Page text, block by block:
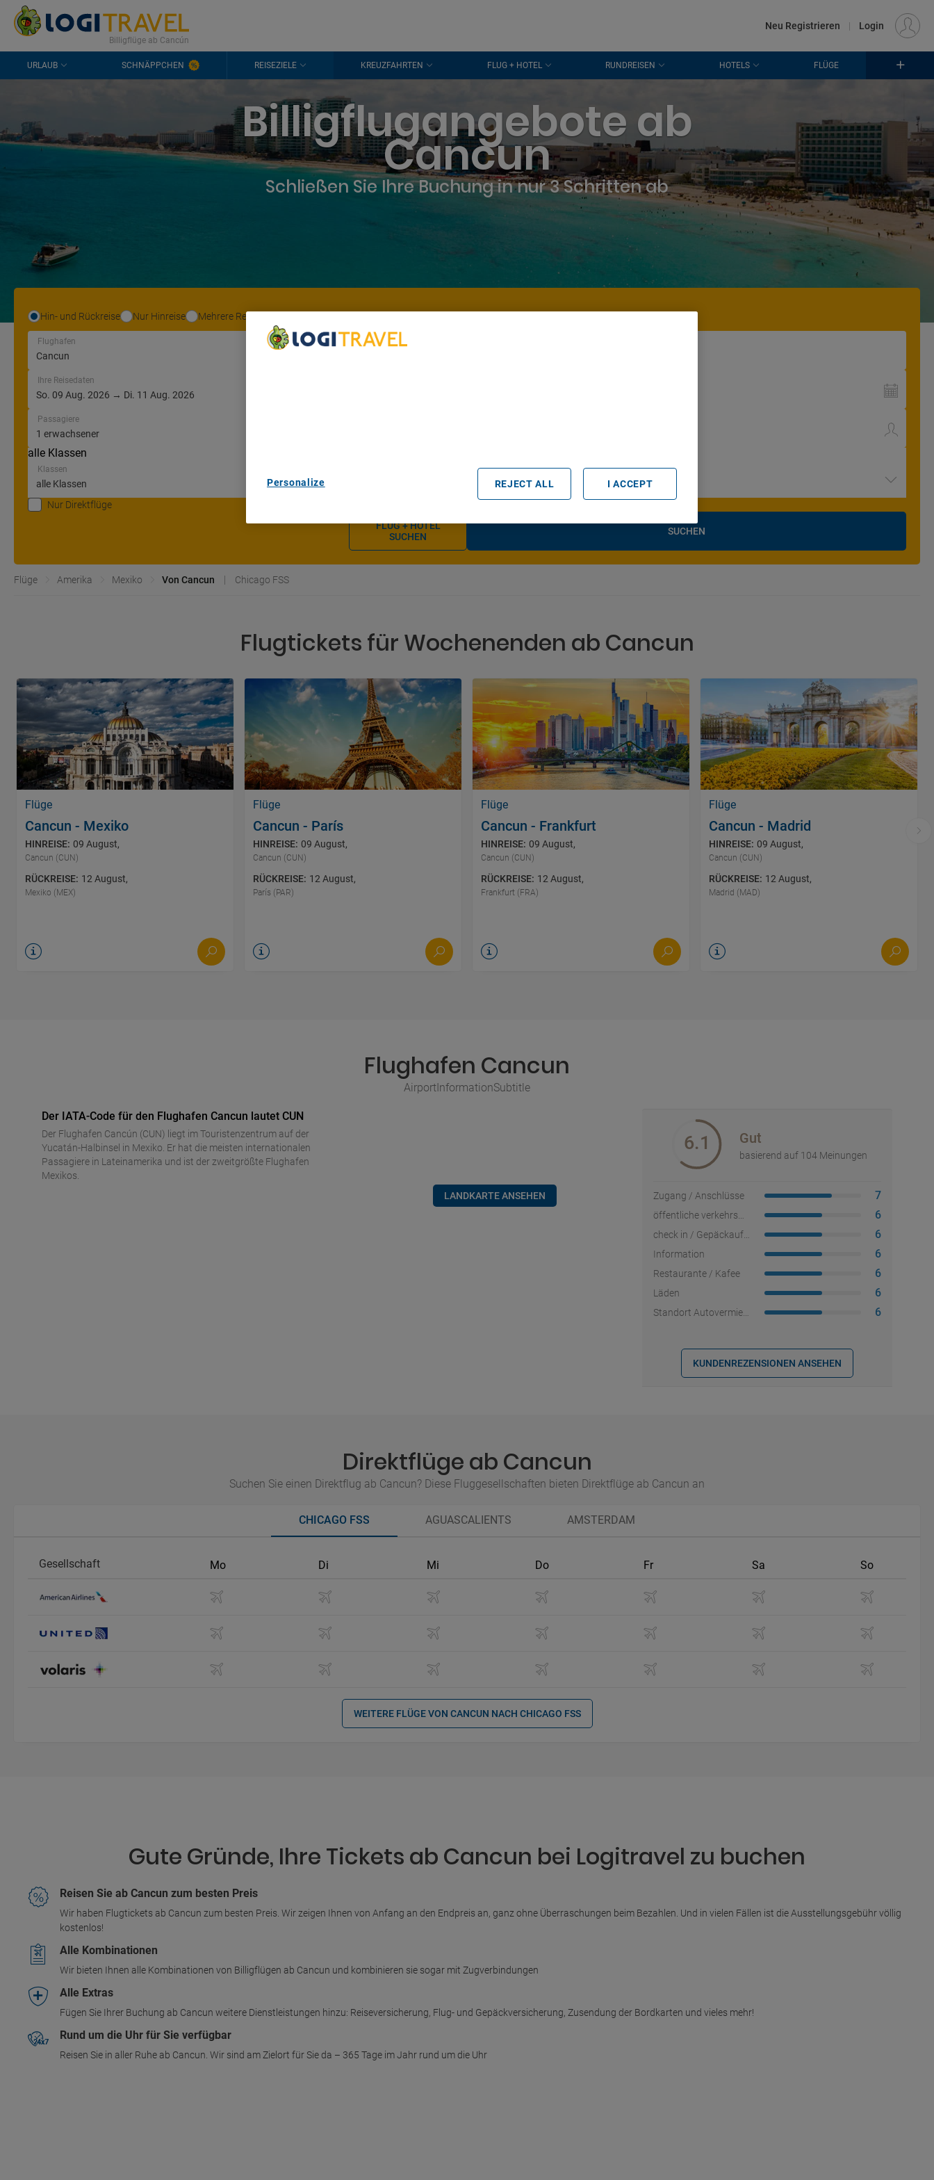
KONTAKT HÄUFIGE FRAGEN 0298 1909 3897 EUR
Billigflüge ab Cancún
Neu Registrieren | Login
URLAUB SCHNÄPPCHEN REISEZIELE KREUZFAHRTEN FLUG + HOTEL RUNDREISEN HOTELS FLÜGE
Billigflugangebote ab
Cancun
Schließen Sie Ihre Buchung in nur 3 Schritten ab
Hin- und Rückreise Nur Hinreise Mehrere Reiseziele
Flughafen
Ihre Reisedaten
Passagiere
alle Klassen
Klassen
Nur Direktflüge
SUCHEN
FLUG + HOTEL
SUCHEN
Flüge Amerika Mexiko Von Cancun Chicago FSS
Flugtickets für Wochenenden ab Cancun
Flüge
Cancun - Mexiko
HINREISE: 09 August,
Cancun (CUN)
RÜCKREISE: 12 August,
Mexiko (MEX)
Flüge
Cancun - París
HINREISE: 09 August,
Cancun (CUN)
RÜCKREISE: 12 August,
París (PAR)
Flüge
Cancun - Frankfurt
HINREISE: 09 August,
Cancun (CUN)
RÜCKREISE: 12 August,
Frankfurt (FRA)
Flüge
Cancun - Madrid
HINREISE: 09 August,
Cancun (CUN)
RÜCKREISE: 12 August,
Madrid (MAD)
Flughafen Cancun
AirportInformationSubtitle
Der IATA-Code für den Flughafen Cancun lautet CUN
Der Flughafen Cancún (CUN) liegt im Touristenzentrum auf der
Yucatán-Halbinsel in Mexiko. Er hat die meisten internationalen
Passagiere in Lateinamerika und ist der zweitgrößte Flughafen
Mexikos.
LANDKARTE ANSEHEN
6.1 Gut
basierend auf 104 Meinungen
Zugang / Anschlüsse 7
6
6
Information 6
Restaurante / Kafee 6
Läden 6
6
KUNDENREZENSIONEN ANSEHEN
Direktflüge ab Cancun
Suchen Sie einen Direktflug ab Cancun? Diese Fluggesellschaften bieten Direktflüge ab Cancun an
CHICAGO FSS AGUASCALIENTS AMSTERDAM
Gesellschaft Mo Di Mi Do Fr Sa So
WEITERE FLÜGE VON CANCUN NACH CHICAGO FSS
Gute Gründe, Ihre Tickets ab Cancun bei Logitravel zu buchen
Reisen Sie ab Cancun zum besten Preis
Wir haben Flugtickets ab Cancun zum besten Preis. Wir zeigen Ihnen von Anfang an den Endpreis an, ganz ohne Überraschungen beim Bezahlen. Und in vielen Fällen ist die Ausstellungsgebühr völlig
kostenlos!
Alle Kombinationen
Wir bieten Ihnen alle Kombinationen von Billigflügen ab Cancun und kombinieren sie sogar mit Zugverbindungen
Alle Extras
Fügen Sie Ihrer Buchung ab Cancun weitere Dienstleistungen hinzu: Reiseversicherung, Flug- und Gepäckversicherung, Zusendung der Bordkarten und vieles mehr!
Rund um die Uhr für Sie verfügbar
Reisen Sie in aller Ruhe ab Cancun. Wir sind am Zielort für Sie da – 365 Tage im Jahr rund um die Uhr
Personalize REJECT ALL I ACCEPT